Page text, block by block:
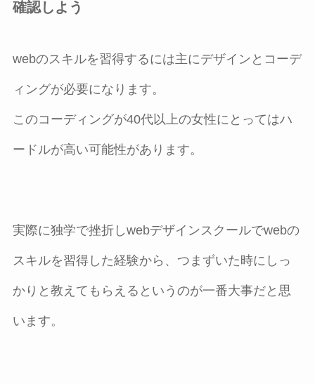
確認しよう
webのスキルを習得するには主にデザインとコーデ
ィングが必要になります。
このコーディングが40代以上の女性にとってはハ
ードルが高い可能性があります。
実際に独学で挫折しwebデザインスクールでwebの
スキルを習得した経験から、つまずいた時にしっ
かりと教えてもらえるというのが一番大事だと思
います。